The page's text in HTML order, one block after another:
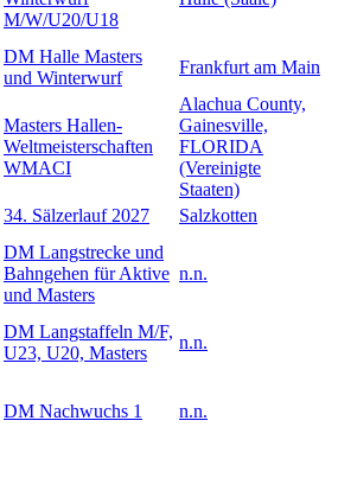
M/W/U20/U18
DM Halle Masters
und Winterwurf
Frankfurt am Main
Masters Hallen-
Weltmeisterschaften
WMACI
Alachua County,
Gainesville,
FLORIDA
(Vereinigte
Staaten)
34. Sälzerlauf 2027 Salzkotten
DM Langstrecke und
Bahngehen für Aktive
und Masters
n.n.
DM Langstaffeln M/F,
U23, U20, Masters
n.n.
DM Nachwuchs 1 n.n.